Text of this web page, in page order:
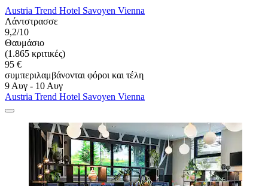
Austria Trend Hotel Savoyen Vienna
Λάντστρασσε
9,2/10
Θαυμάσιο
(1.865 κριτικές)
95 €
συμπεριλαμβάνονται φόροι και τέλη
9 Αυγ - 10 Αυγ
Austria Trend Hotel Savoyen Vienna